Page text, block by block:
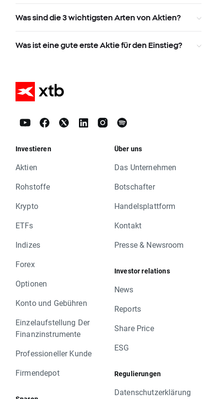
Was sind die 3 wichtigsten Arten von Aktien?
Was ist eine gute erste Aktie für den Einstieg?
Investieren
Aktien
Rohstoffe
Krypto
ETFs
Indizes
Forex
Optionen
Konto und Gebühren
Einzelaufstellung Der
Finanzinstrumente
Professioneller Kunde
Firmendepot
Über uns
Das Unternehmen
Botschafter
Handelsplattform
Kontakt
Presse & Newsroom
Investor relations
News
Reports
Share Price
ESG
Regulierungen
Datenschutzerklärung